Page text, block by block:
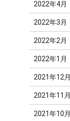
2022年4月
2022年3月
2022年2月
2022年1月
2021年12月
2021年11月
2021年10月